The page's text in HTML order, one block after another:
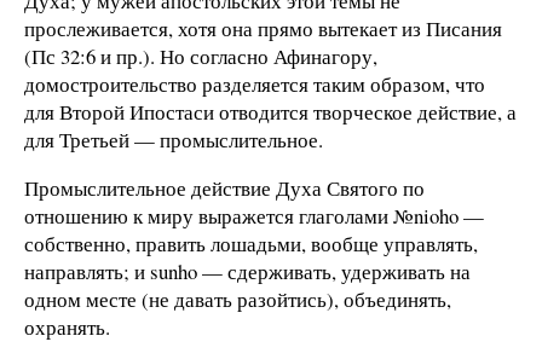
прослеживается, хотя она прямо вытекает из Писания
(Пс 32:6 и пр.). Но согласно Афинагору,
домостроительство разделяется таким образом, что
для Второй Ипостаси отводится творческое действие, а
для Третьей — промыслительное.
Промыслительное действие Духа Святого по
отношению к миру выражется глаголами №nioho —
собственно, править лошадьми, вообще управлять,
направлять; и sunho — сдерживать, удерживать на
одном месте (не давать разойтись), объединять,
охранять.